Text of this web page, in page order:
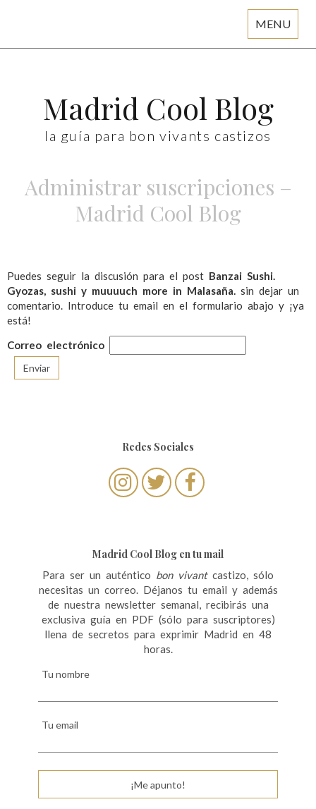
MENU
Madrid Cool Blog
la guía para bon vivants castizos
Administrar suscripciones –
Madrid Cool Blog
Puedes seguir la discusión para el post Banzai Sushi.
Gyozas, sushi y muuuuch more in Malasaña. sin dejar un
comentario. Introduce tu email en el formulario abajo y ¡ya
está!
Correo electrónico
Redes Sociales
Madrid Cool Blog en tu mail
Para ser un auténtico bon vivantcastizo, sólo
necesitas un correo. Déjanos tu email y además
de nuestra newsletter semanal, recibirás una
exclusiva guía en PDF (sólo para suscriptores)
llena de secretos para exprimir Madrid en 48
horas.
Tu nombre
Tu email
¡Me apunto!